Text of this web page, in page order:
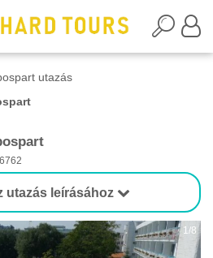
utazás
utazás leírásához
1/8